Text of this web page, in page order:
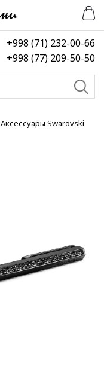
+998 (71) 232-00-66
+998 (77) 209-50-50
Аксессуары Swarovski